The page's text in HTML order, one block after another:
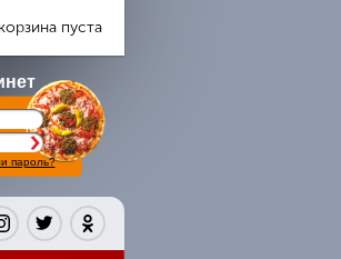
пуста
пароль?